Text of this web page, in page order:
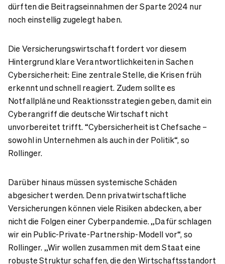
dürften die Beitragseinnahmen der Sparte 2024 nur
noch einstellig zugelegt haben.
Die Versicherungswirtschaft fordert vor diesem
Hintergrund klare Verantwortlichkeiten in Sachen
Cybersicherheit: Eine zentrale Stelle, die Krisen früh
erkennt und schnell reagiert. Zudem sollte es
Notfallpläne und Reaktionsstrategien geben, damit ein
Cyberangriff die deutsche Wirtschaft nicht
unvorbereitet trifft. “Cybersicherheit ist Chefsache –
sowohl in Unternehmen als auch in der Politik“, so
Rollinger.
Darüber hinaus müssen systemische Schäden
abgesichert werden. Denn privatwirtschaftliche
Versicherungen können viele Risiken abdecken, aber
nicht die Folgen einer Cyberpandemie. „Dafür schlagen
wir ein Public-Private-Partnership-Modell vor“, so
Rollinger. „Wir wollen zusammen mit dem Staat eine
robuste Struktur schaffen, die den Wirtschaftsstandort